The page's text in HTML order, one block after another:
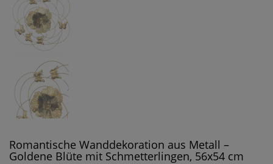
Romantische Wanddekoration aus Metall –
Goldene Blüte mit Schmetterlingen, 56x54 cm